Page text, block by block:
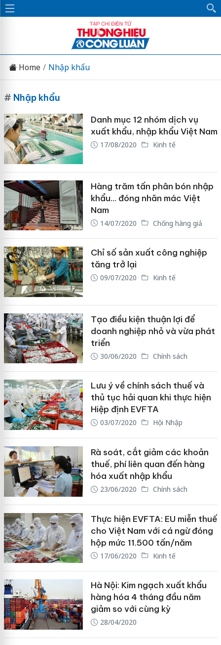
Home Nhập khẩu
# Nhập khẩu
Danh mục 12 nhóm dịch vụ
xuất khẩu, nhập khẩu Việt Nam
17/08/2020 Kinh tế
Hàng trăm tấn phân bón nhập
khẩu… đóng nhãn mác Việt
Nam
14/07/2020 Chống hàng giả
Chỉ số sản xuất công nghiệp
tăng trở lại
09/07/2020 Kinh tế
Tạo điều kiện thuận lợi để
doanh nghiệp nhỏ và vừa phát
triển
30/06/2020 Chính sách
Lưu ý về chính sách thuế và
thủ tục hải quan khi thực hiện
Hiệp định EVFTA
03/07/2020 Hội Nhập
Rà soát, cắt giảm các khoản
thuế, phí liên quan đến hàng
hóa xuất nhập khẩu
23/06/2020 Chính sách
Thực hiện EVFTA: EU miễn thuế
cho Việt Nam với cá ngừ đóng
hộp mức 11.500 tấn/năm
17/06/2020 Kinh tế
Hà Nội: Kim ngạch xuất khẩu
hàng hóa 4 tháng đầu năm
giảm so với cùng kỳ
28/04/2020